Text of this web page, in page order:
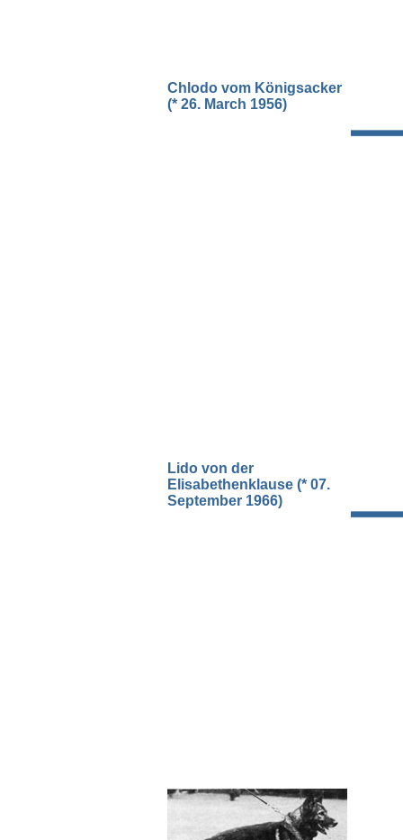
Chlodo vom Königsacker
(* 26. March 1956)
Lido von der
Elisabethenklause (* 07.
September 1966)